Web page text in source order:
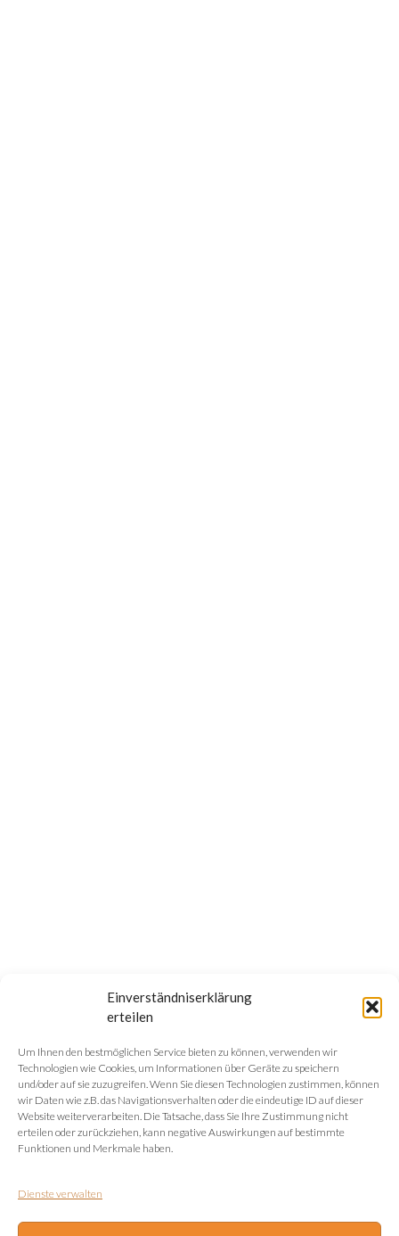
Einverständniserklärung
erteilen
Um Ihnen den bestmöglichen Service bieten zu können, verwenden wir
Technologien wie Cookies, um Informationen über Geräte zu speichern
und/oder auf sie zuzugreifen. Wenn Sie diesen Technologien zustimmen, können
wir Daten wie z.B. das Navigationsverhalten oder die eindeutige ID auf dieser
Website weiterverarbeiten. Die Tatsache, dass Sie Ihre Zustimmung nicht
erteilen oder zurückziehen, kann negative Auswirkungen auf bestimmte
Funktionen und Merkmale haben.
Dienste verwalten